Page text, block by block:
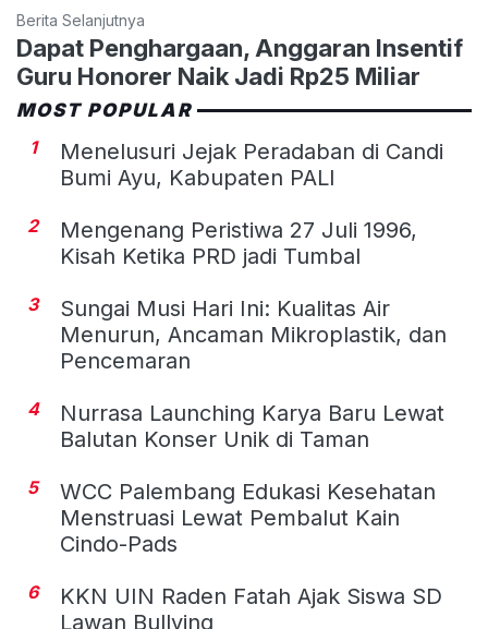
Berita Selanjutnya
Dapat Penghargaan, Anggaran Insentif
Guru Honorer Naik Jadi Rp25 Miliar
MOST POPULAR
1
Menelusuri Jejak Peradaban di Candi
Bumi Ayu, Kabupaten PALI
2
Mengenang Peristiwa 27 Juli 1996,
Kisah Ketika PRD jadi Tumbal
3
Sungai Musi Hari Ini: Kualitas Air
Menurun, Ancaman Mikroplastik, dan
Pencemaran
4
Nurrasa Launching Karya Baru Lewat
Balutan Konser Unik di Taman
5
WCC Palembang Edukasi Kesehatan
Menstruasi Lewat Pembalut Kain
Cindo-Pads
6
KKN UIN Raden Fatah Ajak Siswa SD
Lawan Bullying